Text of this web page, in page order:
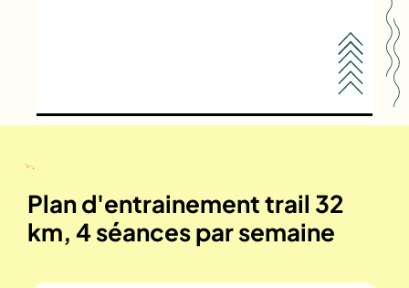
Plan d'entrainement trail 32
km, 4 séances par semaine